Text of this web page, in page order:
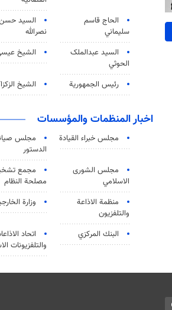
الحاج قاسم
سليماني
السيد
نصرالله
السید عبدالملک
الحوثي
الشيخ
رئيس الجمهورية الشيخ
اخبار المنظمات والمؤسسات
مجلس خبراء القيادة
مجلس
الدستور
مجلس الشورى
الاسلامي
مجمع
مصلحة النظام
منظمة الاذاعة
والتلفزیون
وزارة
البنك المركزي
اتحاد
والتلفزيونات